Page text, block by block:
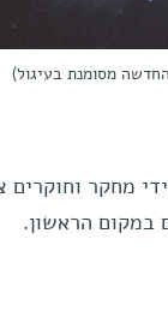
מסומנת בעיגול)
מחקר וחוקרים
במקום הראשון.